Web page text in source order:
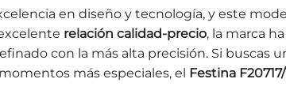
en diseño y tecnología, y este
relación calidad-precio, la marca ha
con la más alta precisión. Si buscas
más especiales, el Festina F20717/